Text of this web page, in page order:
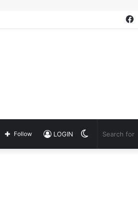
Switch
LOGIN
Follow